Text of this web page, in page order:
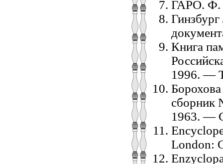
ГАРО. Ф.
Книга
1996. —
сборник
1963. —
London: